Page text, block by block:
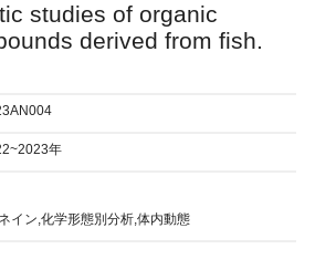
studies of organic
derived from fish.
年
イン,化学形態別分析,体内動態